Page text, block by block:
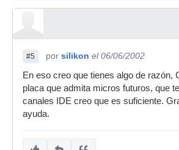
#5 por silikon el 06/06/2002
En eso creo que tienes algo de razón,
placa que admita micros futuros, que
canales IDE creo que es suficiente.
ayuda.